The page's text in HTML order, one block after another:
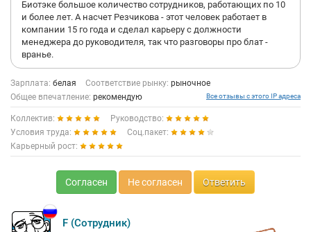
Биотэке большое количество сотрудников, работающих по 10
и более лет. А насчет Резчикова - этот человек работает в
компании 15 го года и сделал карьеру с должности
менеджера до руководителя, так что разговоры про блат -
вранье.
Зарплата: белая Соответствие рынку: рыночное
Общее впечатление: рекомендую Все отзывы с этого IP адреса
Коллектив:
Руководство:
Условия труда:
Соц.пакет:
Карьерный рост:
Согласен Не согласен Ответить
F (Сотрудник)